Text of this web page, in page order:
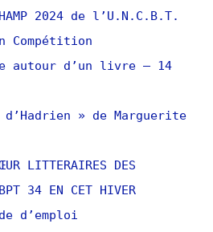
2024 de l’U.N.C.B.T.
Compétition
autour d’un livre – 14
d’Hadrien » de Marguerite
LITTERAIRES DES
34 EN CET HIVER
d’emploi